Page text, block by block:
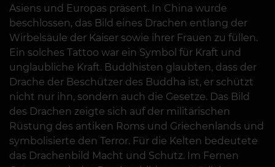
Asiens und Europas präsent. In China wurde
beschlossen, das Bild eines Drachen entlang der
Wirbelsäule der Kaiser sowie ihrer Frauen zu füllen.
Ein solches Tattoo war ein Symbol für Kraft und
unglaubliche Kraft. Buddhisten glaubten, dass der
Drache der Beschützer des Buddha ist, er schützt
nicht nur ihn, sondern auch die Gesetze. Das Bild
des Drachen zeigte sich auf der militärischen
Rüstung des antiken Roms und Griechenlands und
symbolisierte den Terror. Für die Kelten bedeutete
das Drachenbild Macht und Schutz. Im Fernen